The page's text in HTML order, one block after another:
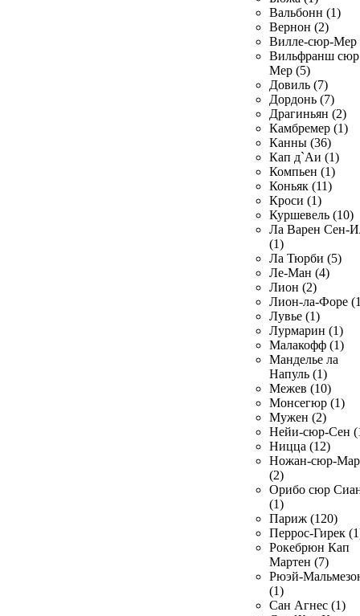
Вальбонн (1)
Вернон (2)
Вилле-сюр-Мер
Вильфранш сюр
Мер (5)
Довиль (7)
Дордонь (7)
Драгиньян (2)
Камбремер (1)
Канны (36)
Кап д`Аи (1)
Компьен (1)
Коньяк (11)
Кроси (1)
Куршевель (10)
Ла Варен Сен-
(1)
Ла Тюрби (5)
Ле-Ман (4)
Лион (2)
Лион-ла-Форе
Лувье (1)
Лурмарин (1)
Малакофф (1)
Манделье ла
Напуль (1)
Межев (10)
Монсегюр (1)
Мужен (2)
Нейи-сюр-Сен
Ницца (12)
Ножан-сюр-
(2)
Орибо сюр
(1)
Париж (120)
Перрос-Гирек
Рокебрюн Кап
Мартен (7)
Рюэй-
(1)
Сан Агнес (1)